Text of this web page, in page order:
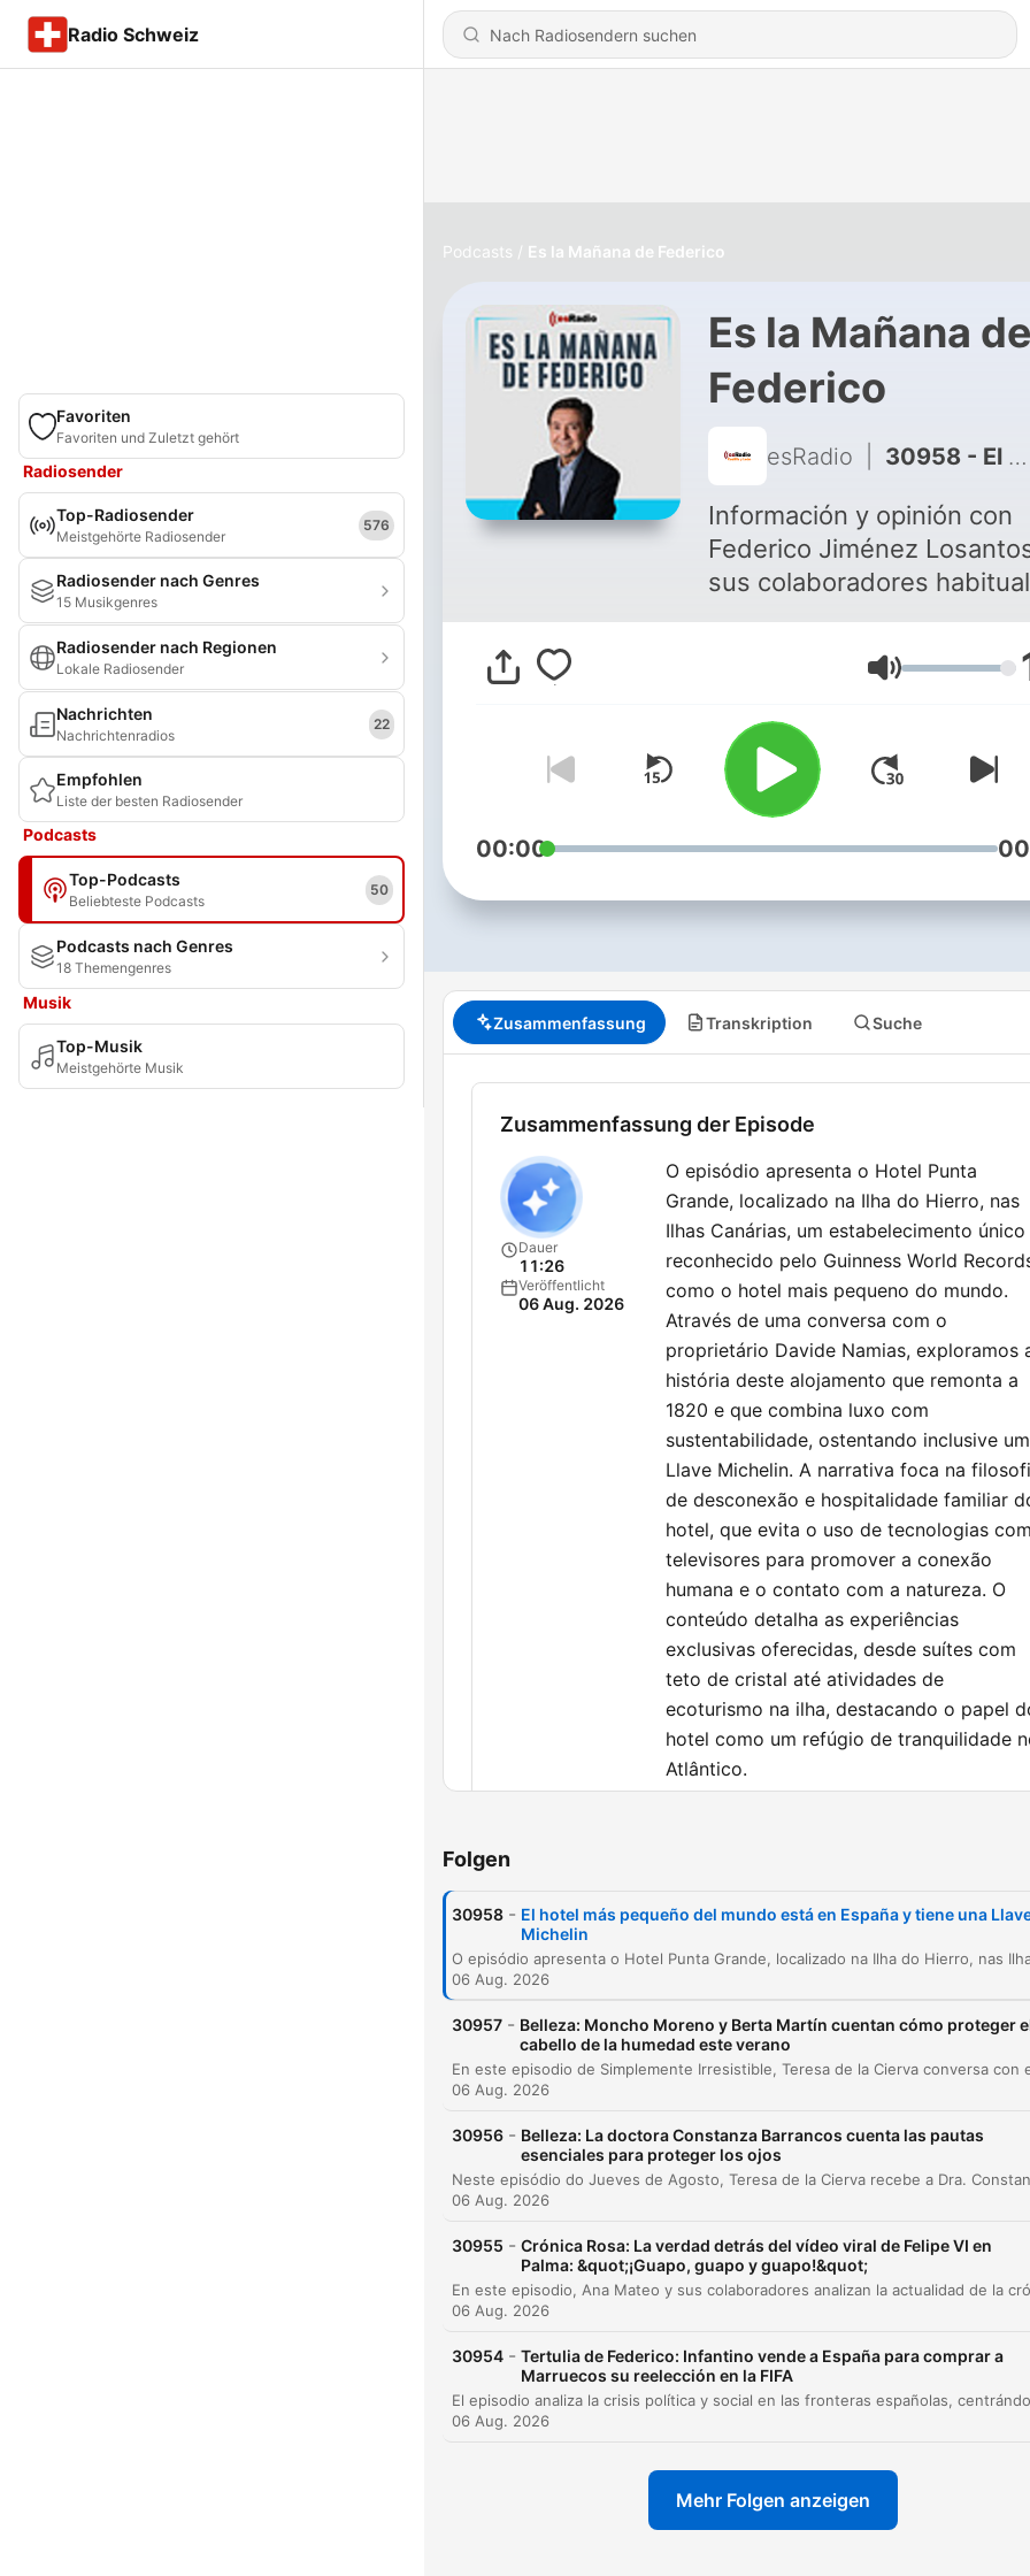
Radio Schweiz
Favoriten
Favoriten und Zuletzt gehört
Radiosender
Top-Radiosender
Meistgehörte Radiosender
576
Radiosender nach Genres
15 Musikgenres
Radiosender nach Regionen
Lokale Radiosender
Nachrichten
Nachrichtenradios
22
Empfohlen
Liste der besten Radiosender
Podcasts
Top-Podcasts
Beliebteste Podcasts
50
Podcasts nach Genres
18 Themengenres
Musik
Top-Musik
Meistgehörte Musik
Podcasts Es la Mañana de Federico
Es la Mañana de
Federico
esRadio 30958 - El hotel más pequeño del mundo está en España y tiene una Llave Michelin
Información y opinión con
Federico Jiménez
sus colaboradores
para arrancar con fuerza
Lautstärke
00:00
Zusammenfassung Transkription Suche
Zusammenfassung der Episode
Dauer
11:26
Veröffentlicht
06 Aug. 2026
O episódio apresenta o Hotel Punta
Grande, localizado na Ilha do Hierro, nas
Ilhas Canárias, um estabelecimento único
reconhecido pelo Guinness World
como o hotel mais pequeno do mundo.
Através de uma conversa com o
proprietário Davide Namias, exploramos
história deste alojamento que remonta a
1820 e que combina luxo com
sustentabilidade, ostentando inclusive
Llave Michelin. A narrativa foca na
de desconexão e hospitalidade familiar
hotel, que evita o uso de tecnologias
televisores para promover a conexão
humana e o contato com a natureza. O
conteúdo detalha as experiências
exclusivas oferecidas, desde suítes com
teto de cristal até atividades de
ecoturismo na ilha, destacando o papel
hotel como um refúgio de tranquilidade
Atlântico.
00:00:29
Introdução ao Hotel Punta Grande na Ilha do
Hierro
00:02:43 Sustentabilidade e a Llave Michelin
00:03:52
00:04:25 Desconexão tecnológica e o som da natureza
00:05:51 Arquitetura e as suítes especiais
00:06:56 Fatores de sucesso e o perfil do cliente
00:08:22 Experiências na Ilha do Hierro
Klicke auf ein Kapitel, um direkt zu diesem Moment zu springen
Highlights
Em 1989 ganha o Guinness World Record como o
mais pequeno no mundo.
00:01:52 · O proprietário apresenta os marcos históricos e o
Folgen
30958 - El hotel más pequeño del mundo está en España y tiene una
Michelin
06 Aug. 2026
30957 - Belleza: Moncho Moreno y Berta Martín cuentan cómo proteger
cabello de la humedad este verano
06 Aug. 2026
30956 - Belleza: La doctora Constanza Barrancos cuenta las pautas
esenciales para proteger los ojos
06 Aug. 2026
30955 - Crónica Rosa: La verdad detrás del vídeo viral de Felipe VI en
Palma: &quot;¡Guapo, guapo y guapo!&quot;
06 Aug. 2026
30954 - Tertulia de Federico: Infantino vende a España para comprar a
Marruecos su reelección en la FIFA
06 Aug. 2026
Mehr Folgen anzeigen